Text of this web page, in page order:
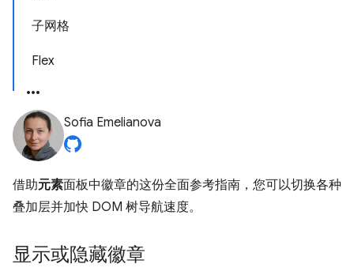
子网格
Flex
Sofia Emelianova
借助元素面板中徽章的这份全面参考指南，您可以切换各种
叠加层并加快 DOM 树导航速度。
显示或隐藏徽章